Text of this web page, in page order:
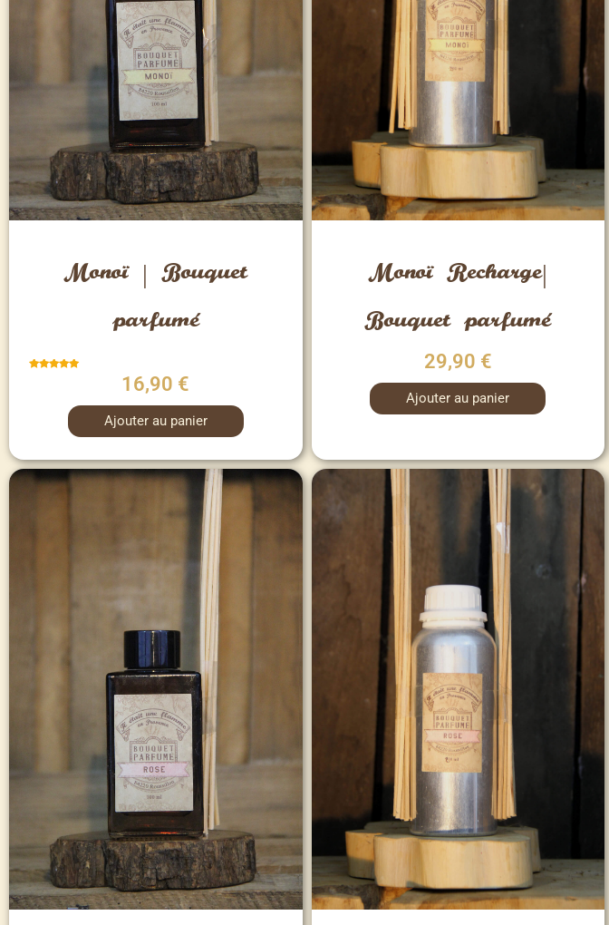
Monoï | Bouquet
parfumé
16,90 €
Ajouter au panier
Monoï Recharge|
Bouquet parfumé
29,90 €
Ajouter au panier